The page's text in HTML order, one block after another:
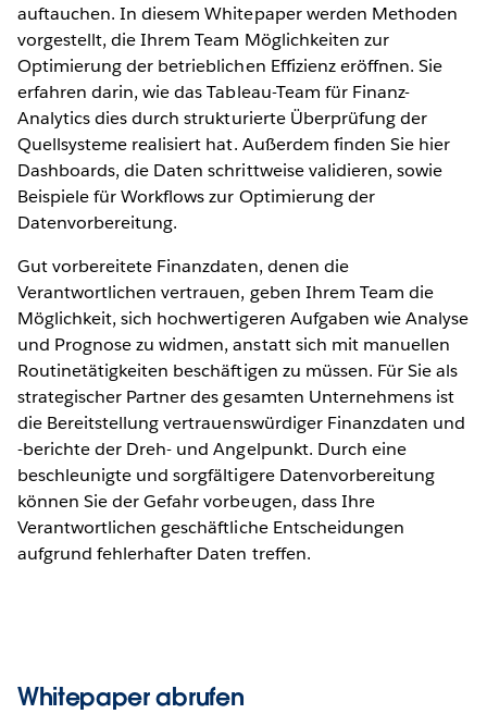
auftauchen. In diesem Whitepaper werden Methoden
vorgestellt, die Ihrem Team Möglichkeiten zur
Optimierung der betrieblichen Effizienz eröffnen. Sie
erfahren darin, wie das Tableau-Team für Finanz-
Analytics dies durch strukturierte Überprüfung der
Quellsysteme realisiert hat. Außerdem finden Sie hier
Dashboards, die Daten schrittweise validieren, sowie
Beispiele für Workflows zur Optimierung der
Datenvorbereitung.
Gut vorbereitete Finanzdaten, denen die
Verantwortlichen vertrauen, geben Ihrem Team die
Möglichkeit, sich hochwertigeren Aufgaben wie Analyse
und Prognose zu widmen, anstatt sich mit manuellen
Routinetätigkeiten beschäftigen zu müssen. Für Sie als
strategischer Partner des gesamten Unternehmens ist
die Bereitstellung vertrauenswürdiger Finanzdaten und
-berichte der Dreh- und Angelpunkt. Durch eine
beschleunigte und sorgfältigere Datenvorbereitung
können Sie der Gefahr vorbeugen, dass Ihre
Verantwortlichen geschäftliche Entscheidungen
aufgrund fehlerhafter Daten treffen.
Whitepaper abrufen